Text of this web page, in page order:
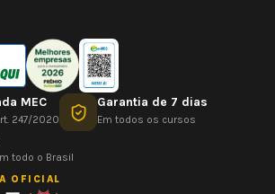
MEC
247/2020
Garantia de 7 dias
Em todos os cursos
todo o Brasil
OFICIAL